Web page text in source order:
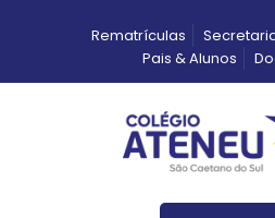
Rematrículas
Pais & Alunos